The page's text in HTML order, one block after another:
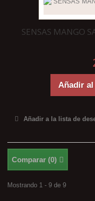
SENSAS MANGO
Añadir
Añadir a la lista de
Comparar (0)
Mostrando 1 - 9 de 9